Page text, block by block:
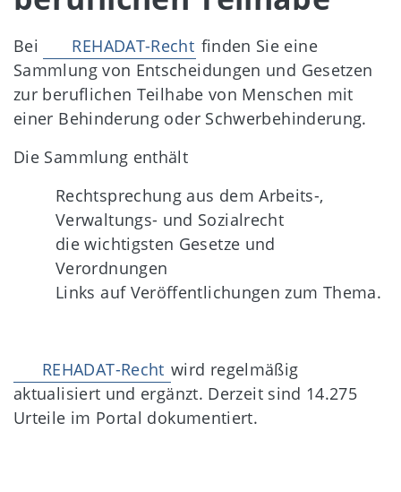
Bei REHADAT-Recht finden Sie eine
Sammlung von Entscheidungen und Gesetzen
zur beruflichen Teilhabe von Menschen mit
einer Behinderung oder Schwerbehinderung.
Die Sammlung enthält
Rechtsprechung aus dem Arbeits-,
Verwaltungs- und Sozialrecht
die wichtigsten Gesetze und
Verordnungen
Links auf Veröffentlichungen zum Thema.
REHADAT-Recht wird regelmäßig
aktualisiert und ergänzt. Derzeit sind 14.275
Urteile im Portal dokumentiert.